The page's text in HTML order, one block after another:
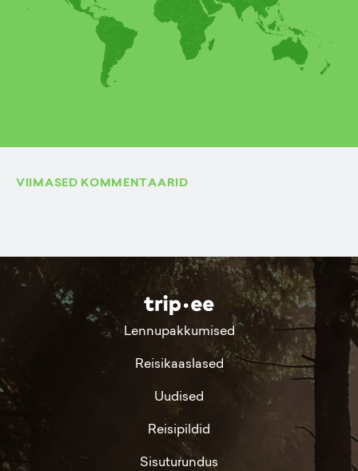
VIIMASED KOMMENTAARID
Lennupakkumised
Reisikaaslased
Uudised
Reisipildid
Sisuturundus